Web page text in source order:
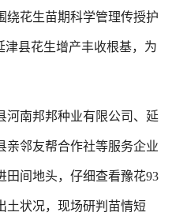
绕花生苗期科学管理传授护
津县花生增产丰收根基，为
南邦邦种业有限公司、延
亲邻友帮合作社等服务企业
田间地头，仔细查看豫花93
土状况，现场研判苗情短